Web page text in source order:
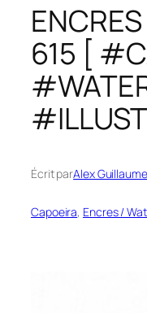
615 [
Écrit parAlex Guillaume
Capoeira, Encres /